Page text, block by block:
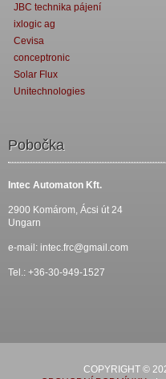
JBC technika pájení
ixlogic ag
Cevisa
conceptronic
Solar Flux
Unitechnologies
Pobočka
Intec Automaton Kft.
2900 Komárom, Ácsi út 24
Ungarn
e-mail: intec.frc@gmail.com
Tel.: +36-30-949-1527
COPYRIGHT ©